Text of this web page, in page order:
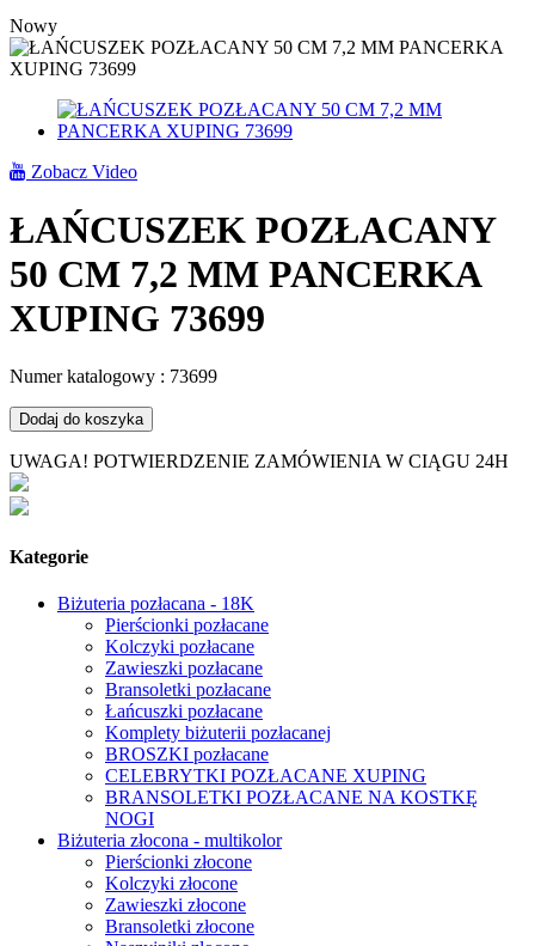
Nowy
Zobacz Video
ŁAŃCUSZEK POZŁACANY
50 CM 7,2 MM PANCERKA
XUPING 73699
Numer katalogowy : 73699
Dodaj do koszyka
UWAGA! POTWIERDZENIE ZAMÓWIENIA W CIĄGU 24H
Kategorie
Biżuteria pozłacana - 18K
Pierścionki pozłacane
Kolczyki pozłacane
Zawieszki pozłacane
Bransoletki pozłacane
Łańcuszki pozłacane
Komplety biżuterii pozłacanej
BROSZKI pozłacane
CELEBRYTKI POZŁACANE XUPING
BRANSOLETKI POZŁACANE NA KOSTKĘ
NOGI
Biżuteria złocona - multikolor
Pierścionki złocone
Kolczyki złocone
Zawieszki złocone
Bransoletki złocone